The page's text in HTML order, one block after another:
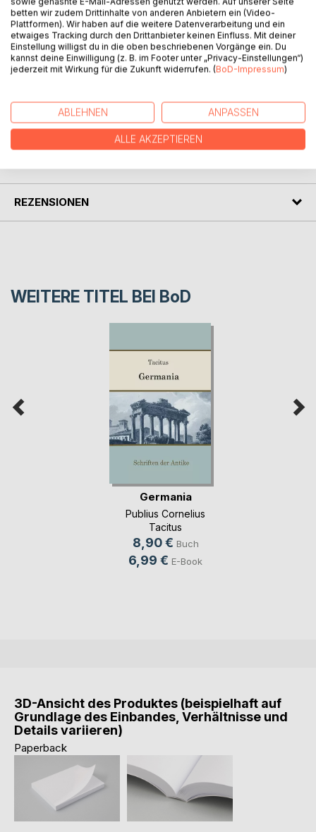
"Charakterbilder" des attischen Philosophen Theophrast.
In treffend-scharfen kurzen Beschreibungen zeichnet
Theophrast in seinem Werk 30 Menschentypen, wie sie
uns auch heute überall begegnen - ein kleines
psychologisches Meisterwerk, welches beweist, daß sich
AUTOR/IN
REZENSIONEN
WEITERE TITEL BEI BoD
Germania
Publius Cornelius
Tacitus
8,90 € Buch
6,99 € E-Book
3D-Ansicht des Produktes (beispielhaft auf
Grundlage des Einbandes, Verhältnisse und
Details variieren)
Paperback
betten wir zudem Drittinhalte von anderen Anbietern ein (Video-
Plattformen). Wir haben auf die weitere Datenverarbeitung und ein
etwaiges Tracking durch den Drittanbieter keinen Einfluss. Mit deiner
Einstellung willigst du in die oben beschriebenen Vorgänge ein. Du
kannst deine Einwilligung (z. B. im Footer unter „Privacy-Einstellungen“)
jederzeit mit Wirkung für die Zukunft widerrufen. (BoD-Impressum)
ABLEHNEN ANPASSEN
ALLE AKZEPTIEREN